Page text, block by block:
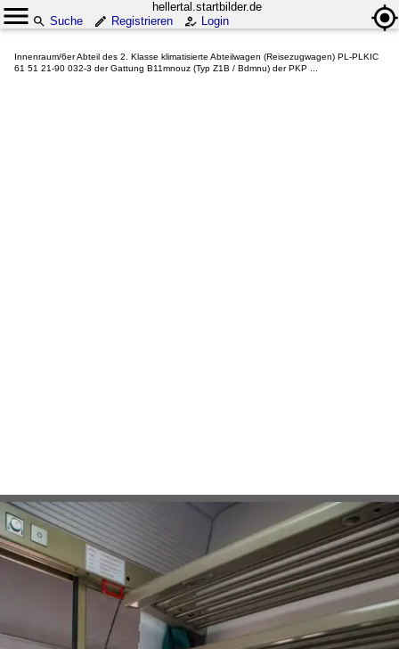
hellertal.startbilder.de
Suche
Registrieren Login
Innenraum/6er Abteil des 2. Klasse klimatisierte Abteilwagen (Reisezugwagen) PL-PLKIC
61 51 21-90 032-3 der Gattung B11mnouz (Typ Z1B / Bdmnu) der PKP ...